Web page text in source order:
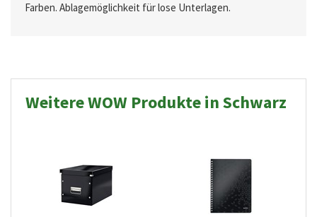
Farben. Ablagemöglichkeit für lose Unterlagen.
Weitere WOW Produkte in Schwarz